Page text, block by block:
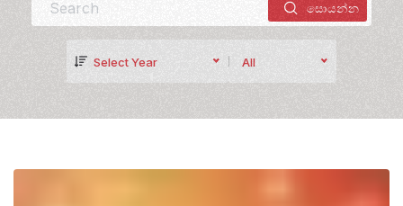
Select Year All